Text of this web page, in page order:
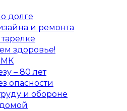
долге
и ремонта
здоровье!
– 80 лет
опасности
и обороне